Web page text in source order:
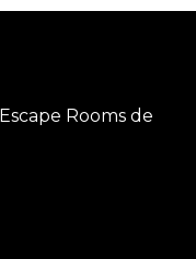
Rooms de